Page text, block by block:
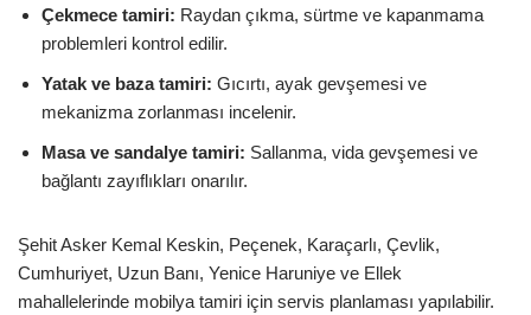
Çekmece tamiri: Raydan çıkma, sürtme ve kapanmama
problemleri kontrol edilir.
Yatak ve baza tamiri: Gıcırtı, ayak gevşemesi ve
mekanizma zorlanması incelenir.
Masa ve sandalye tamiri: Sallanma, vida gevşemesi ve
bağlantı zayıflıkları onarılır.
Şehit Asker Kemal Keskin, Peçenek, Karaçarlı, Çevlik,
Cumhuriyet, Uzun Banı, Yenice Haruniye ve Ellek
mahallelerinde mobilya tamiri için servis planlaması yapılabilir.